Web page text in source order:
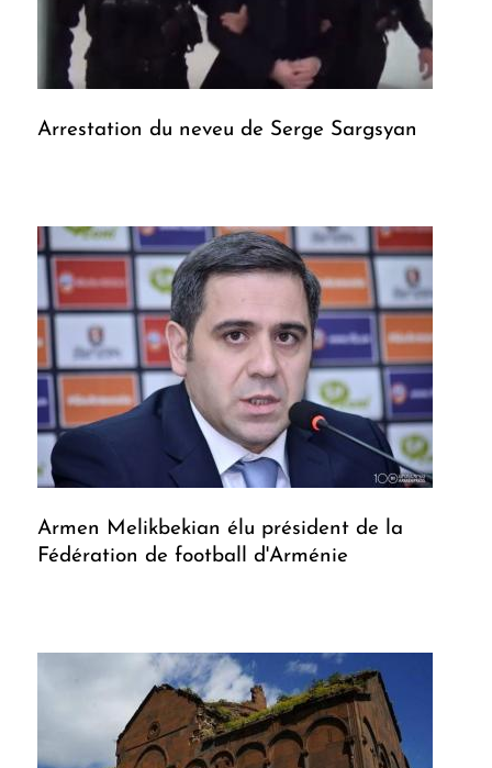
Arrestation du neveu de Serge Sargsyan
Armen Melikbekian élu président de la
Fédération de football d'Arménie